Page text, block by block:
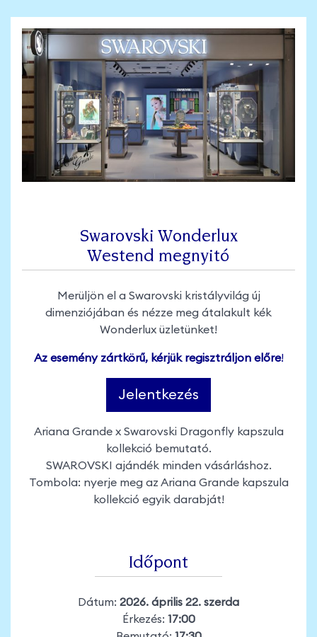
Swarovski Wonderlux
Westend megnyitó
Merüljön el a Swarovski kristályvilág új
dimenziójában és nézze meg átalakult kék
Wonderlux üzletünket!
Az esemény zártkörű, kérjük regisztráljon előre!
Jelentkezés
Ariana Grande x Swarovski Dragonfly kapszula
kollekció bemutató.
SWAROVSKI ajándék minden vásárláshoz.
Tombola: nyerje meg az Ariana Grande kapszula
kollekció egyik darabját!
Időpont
Dátum: 2026. április 22. szerda
Érkezés: 17:00